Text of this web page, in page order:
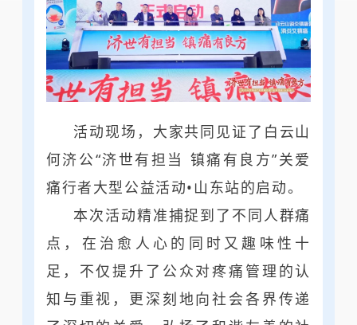
活动现场，大家共同见证了白云山
何济公“济世有担当 镇痛有良方”关爱
痛行者大型公益活动•山东站的启动。
本次活动精准捕捉到了不同人群痛
点，在治愈人心的同时又趣味性十
足，不仅提升了公众对疼痛管理的认
知与重视，更深刻地向社会各界传递